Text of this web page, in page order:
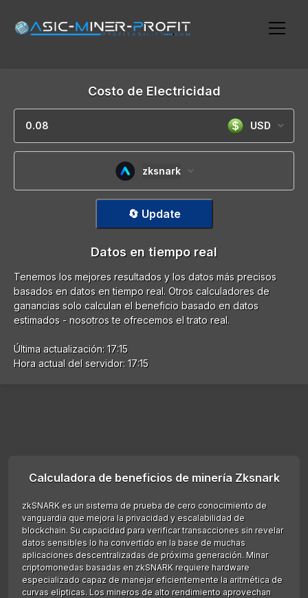
Costo de Electricidad
USD
zksnark
🔄 Update
Datos en tiempo real
Tenemos los mejores resultados y los datos más precisos
basados en datos en tiempo real. Otros calculadores de
ganancias solo calculan el beneficio basado en datos
estimados - nosotros te ofrecemos el trato real.
Última actualización: 17:15
Hora actual del servidor: 17:15
Calculadora de beneficios de minería Zksnark
zkSNARK es un sistema de prueba de cero conocimiento de
vanguardia que mejora la privacidad y escalabilidad de
blockchain. Su capacidad para verificar transacciones sin revelar
datos sensibles lo ha convertido en la base de muchas
aplicaciones descentralizadas de próxima generación. Minar
criptomonedas basadas en zkSNARK requiere hardware
especializado capaz de manejar eficientemente la aritmética de
curvas elípticas. Los mineros de alto rendimiento aprovechan